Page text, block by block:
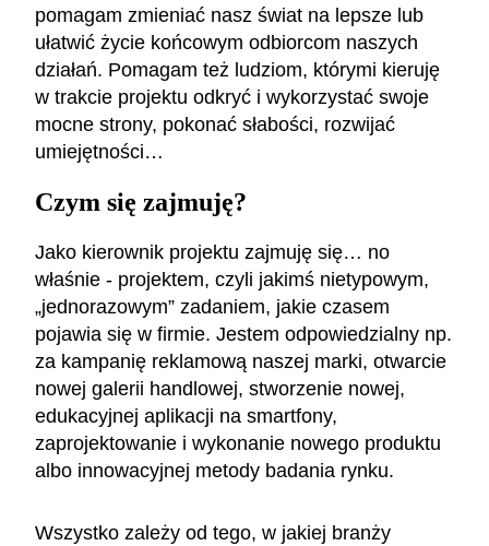
pomagam zmieniać nasz świat na lepsze lub
ułatwić życie końcowym odbiorcom naszych
działań. Pomagam też ludziom, którymi kieruję
w trakcie projektu odkryć i wykorzystać swoje
mocne strony, pokonać słabości, rozwijać
umiejętności…
Czym się zajmuję?
Jako kierownik projektu zajmuję się… no
właśnie - projektem, czyli jakimś nietypowym,
„jednorazowym” zadaniem, jakie czasem
pojawia się w firmie. Jestem odpowiedzialny np.
za kampanię reklamową naszej marki, otwarcie
nowej galerii handlowej, stworzenie nowej,
edukacyjnej aplikacji na smartfony,
zaprojektowanie i wykonanie nowego produktu
albo innowacyjnej metody badania rynku.
Wszystko zależy od tego, w jakiej branży